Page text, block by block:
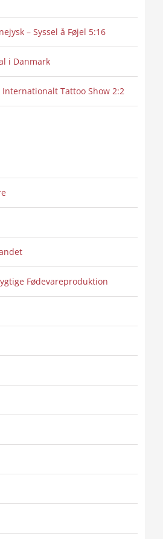
– Syssel å Føjel 5:16
i Danmark
Internationalt Tattoo Show 2:2
Fødevareproduktion